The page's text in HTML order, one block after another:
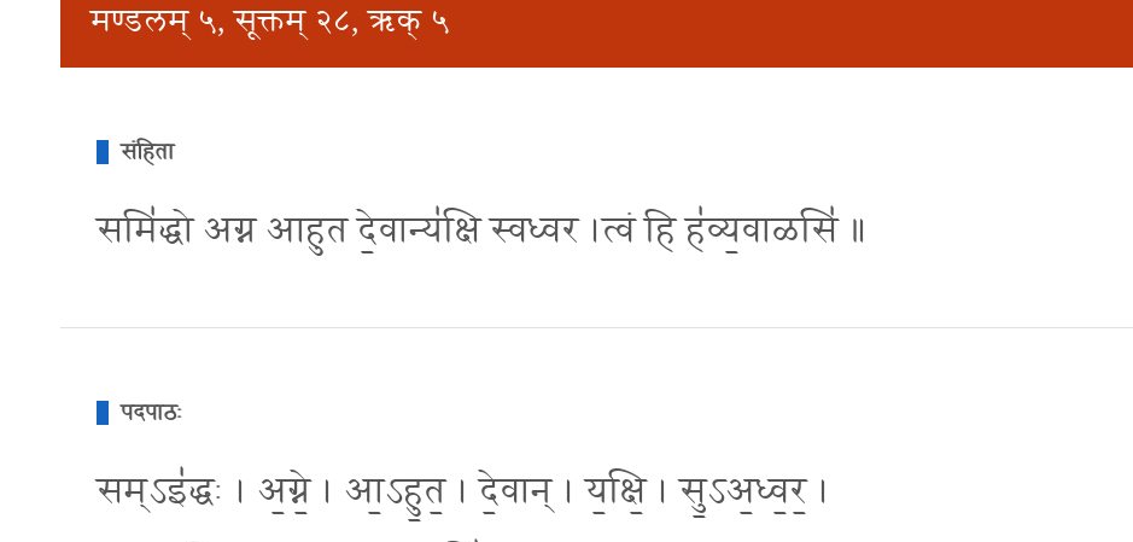
मण्डलम् ५, सूक्तम् २८, ऋक् ५
संहिता
समि॑द्धो अग्न आहुत दे॒वान्य॑क्षि स्वध्वर ।त्वं हि ह॑व्य॒वाळसि॑ ॥
पदपाठः
सम्ऽइ॑द्धः । अ॒ग्ने॒ । आ॒ऽहु॒त॒ । दे॒वान् । य॒क्षि॒ । सु॒ऽअ॒ध्व॒र॒ ।